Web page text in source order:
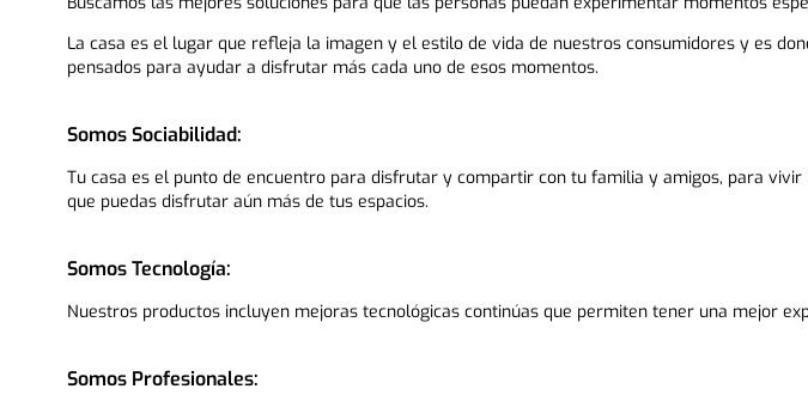
La casa es el lugar que refleja la imagen y el estilo de vida de nuestros consumidores y es
pensados para ayudar a disfrutar más cada uno de esos momentos.
Somos Sociabilidad:
Tu casa es el punto de encuentro para disfrutar y compartir con tu familia y amigos, para
que puedas disfrutar aún más de tus espacios.
Somos Tecnología:
Nuestros productos incluyen mejoras tecnológicas continúas que permiten tener una mejor
Somos Profesionales: